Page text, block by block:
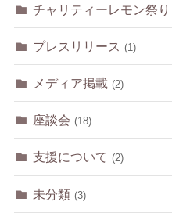
チャリティーレモン祭り
プレスリリース (1)
メディア掲載 (2)
座談会 (18)
支援について (2)
未分類 (3)